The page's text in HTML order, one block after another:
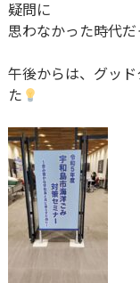
疑問に
思わなかった時代だ
午後からは、グッ
た